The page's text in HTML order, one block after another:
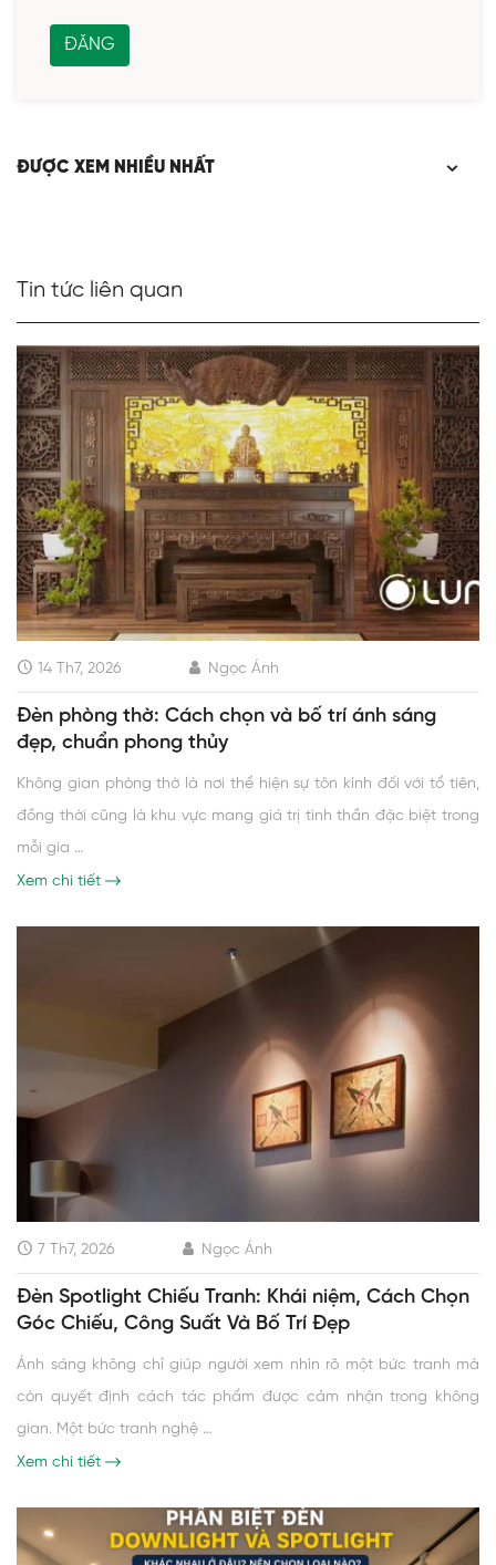
ĐƯỢC XEM NHIỀU NHẤT
Tin tức liên quan
14 Th7, 2026 Ngọc Ánh
Đèn phòng thờ: Cách chọn và bố trí ánh sáng
đẹp, chuẩn phong thủy
Không gian phòng thờ là nơi thể hiện sự tôn kính đối với tổ tiên,
đồng thời cũng là khu vực mang giá trị tinh thần đặc biệt trong
mỗi gia …
Xem chi tiết
7 Th7, 2026 Ngọc Ánh
Đèn Spotlight Chiếu Tranh: Khái niệm, Cách Chọn
Góc Chiếu, Công Suất Và Bố Trí Đẹp
Ánh sáng không chỉ giúp người xem nhìn rõ một bức tranh mà
còn quyết định cách tác phẩm được cảm nhận trong không
gian. Một bức tranh nghệ …
Xem chi tiết